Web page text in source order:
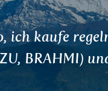
Tag, ich